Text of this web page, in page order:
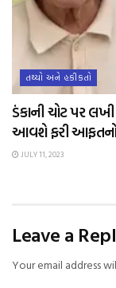
તથ્યો અને હકીકતો
ડંકાની ચોટ પર
આવશે ફરી આફતનો
JULY 11, 2023
Leave a
Your email address